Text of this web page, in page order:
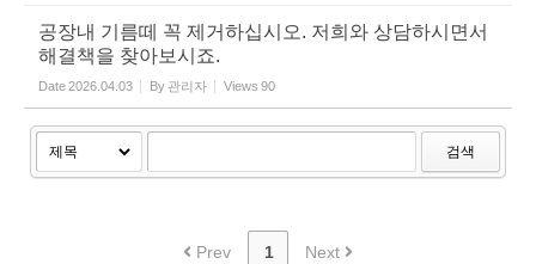
공장내 기름떼 꼭 제거하십시오. 저희와 상담하시면서
해결책을 찾아보시죠.
Date2026.04.03 By 관리자 Views 90
검색
Prev 1 Next